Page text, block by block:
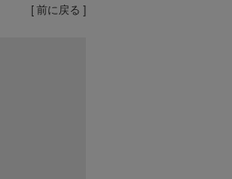
[ 前に戻る ]